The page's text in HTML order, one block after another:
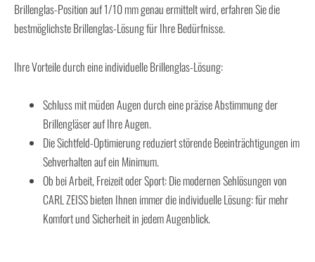
Brillenglas-Position auf 1/10 mm genau ermittelt wird, erfahren Sie die
bestmöglichste Brillenglas-Lösung für Ihre Bedürfnisse.
Ihre Vorteile durch eine individuelle Brillenglas-Lösung:
Schluss mit müden Augen durch eine präzise Abstimmung der
Brillengläser auf Ihre Augen.
Die Sichtfeld-Optimierung reduziert störende Beeinträchtigungen im
Sehverhalten auf ein Minimum.
Ob bei Arbeit, Freizeit oder Sport: Die modernen Sehlösungen von
CARL ZEISS bieten Ihnen immer die individuelle Lösung: für mehr
Komfort und Sicherheit in jedem Augenblick.